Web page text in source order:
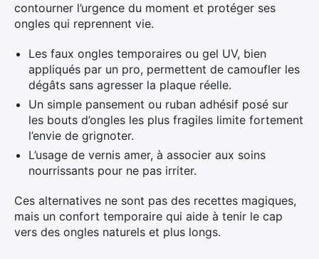
contourner l’urgence du moment et protéger ses
ongles qui reprennent vie.
Les faux ongles temporaires ou gel UV, bien
appliqués par un pro, permettent de camoufler les
dégâts sans agresser la plaque réelle.
Un simple pansement ou ruban adhésif posé sur
les bouts d’ongles les plus fragiles limite fortement
l’envie de grignoter.
L’usage de vernis amer, à associer aux soins
nourrissants pour ne pas irriter.
Ces alternatives ne sont pas des recettes magiques,
mais un confort temporaire qui aide à tenir le cap
vers des ongles naturels et plus longs.